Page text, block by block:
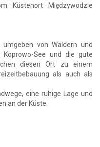
Küstenort Międzywodzie
von Wäldern und
Koprowo-See und die gute
diesen Ort zu einem
als auch als
eine ruhige Lage und
an der Küste.